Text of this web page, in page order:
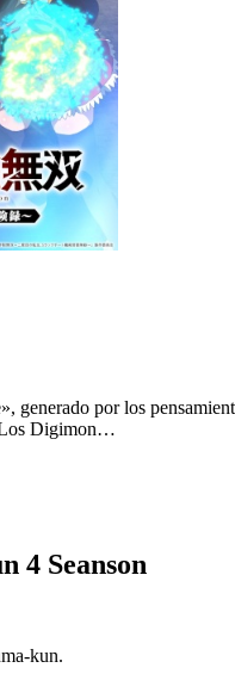
por los
Los Digimon…
4 Seanson
kun.